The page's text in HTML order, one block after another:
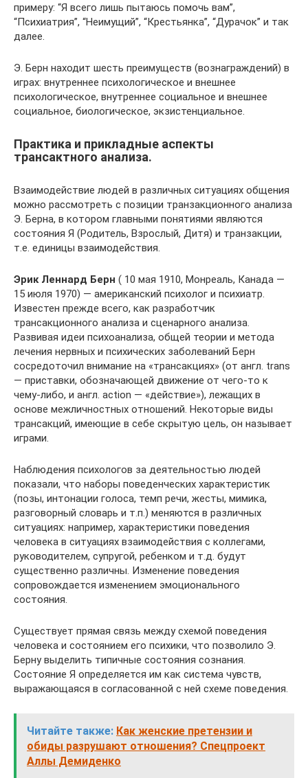
примеру: “Я всего лишь пытаюсь помочь вам”,
“Психиатрия”, “Неимущий”, “Крестьянка”, “Дурачок” и так
далее.
Э. Берн находит шесть преимуществ (вознаграждений) в
играх: внутреннее психологическое и внешнее
психологическое, внутреннее социальное и внешнее
социальное, биологическое, экзистенциальное.
Практика и прикладные аспекты
трансактного анализа.
Взаимодействие людей в различных ситуациях общения
можно рассмотреть с позиции транзакционного анализа
Э. Берна, в котором главными понятиями являются
состояния Я (Родитель, Взрослый, Дитя) и транзакции,
т.е. единицы взаимодействия.
Эрик Леннард Берн ( 10 мая 1910, Монреаль, Канада —
15 июля 1970) — американский психолог и психиатр.
Известен прежде всего, как разработчик
трансакционного анализа и сценарного анализа.
Развивая идеи психоанализа, общей теории и метода
лечения нервных и психических заболеваний Берн
сосредоточил внимание на «трансакциях» (от англ. trans
— приставки, обозначающей движение от чего-то к
чему-либо, и англ. action — «действие»), лежащих в
основе межличностных отношений. Некоторые виды
трансакций, имеющие в себе скрытую цель, он называет
играми.
Наблюдения психологов за деятельностью людей
показали, что наборы поведенческих характеристик
(позы, интонации голоса, темп речи, жесты, мимика,
разговорный словарь и т.п.) меняются в различных
ситуациях: например, характеристики поведения
человека в ситуациях взаимодействия с коллегами,
руководителем, супругой, ребенком и т.д. будут
существенно различны. Изменение поведения
сопровождается изменением эмоционального
состояния.
Существует прямая связь между схемой поведения
человека и состоянием его психики, что позволило Э.
Берну выделить типичные состояния сознания.
Состояние Я определяется им как система чувств,
выражающаяся в согласованной с ней схеме поведения.
Читайте также: Как женские претензии и
обиды разрушают отношения? Спецпроект
Аллы Демиденко